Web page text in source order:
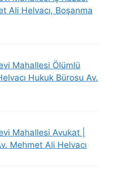
Ali Helvacı, Boşanma
Mahallesi Ölümlü
Hukuk Bürosu Av.
Mahallesi Avukat |
Mehmet Ali Helvacı